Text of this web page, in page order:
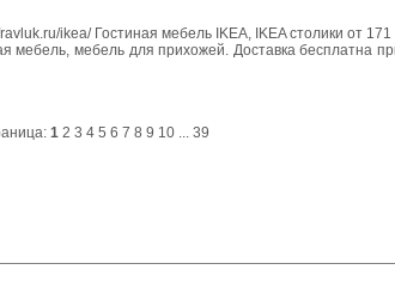
ikea/ Гостиная мебель IKEA, IKEA столики от
мебель, мебель для прихожей. Доставка бесплатна
1 2 3 4 5 6 7 8 9 10... 39